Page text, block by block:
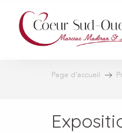
contenu
principal
Page d’accueil